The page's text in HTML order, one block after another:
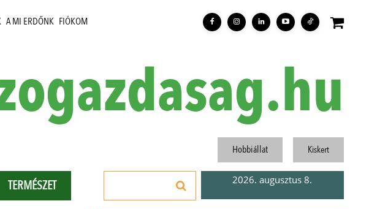
A MI ERDŐNK FIÓKOM
TERMÉSZET
Hobbiállat Kiskert
2026. augusztus 8.